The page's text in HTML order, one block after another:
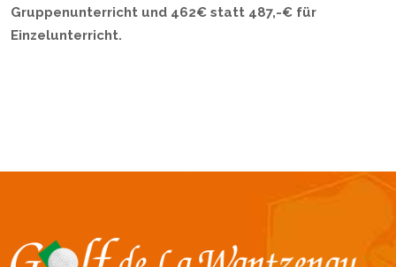
Gruppenunterricht und 462€ statt 487,-€ für
Einzelunterricht.